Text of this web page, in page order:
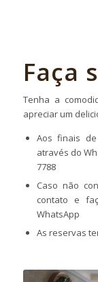
Faça
Tenha a
apreciar um
Aos finais
através do
7788
Caso não
contato e
WhatsApp
As reservas